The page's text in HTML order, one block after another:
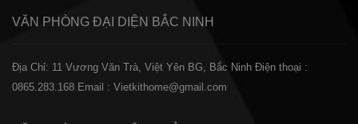
VĂN PHÒNG ĐẠI DIỆN BẮC NINH
Địa Chỉ: 11 Vương Văn Trà, Việt Yên BG, Bắc Ninh Điện thoại :
0865.283.168 Email : Vietkithome@gmail.com